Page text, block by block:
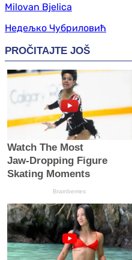
Milovan Bjelica
Недељко Чубриловић